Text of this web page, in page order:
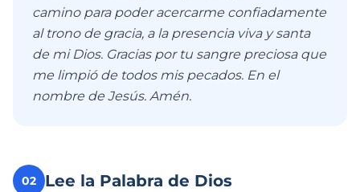
camino para poder acercarme confiadamente
al trono de gracia, a la presencia viva y santa
de mi Dios. Gracias por tu sangre preciosa que
me limpió de todos mis pecados. En el
nombre de Jesús. Amén.
02 Lee la Palabra de Dios